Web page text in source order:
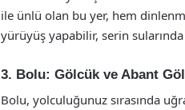
ile ünlü olan bu yer, hem
yürüyüş yapabilir, serin
3. Bolu: Gölcük ve Abant
Bolu, yolculuğunuz sırasında